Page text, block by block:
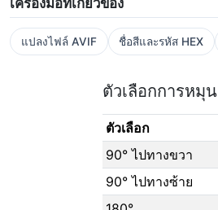
เครื่องมือที่เกี่ยวข้อง
แปลงไฟล์ AVIF ชื่อสีและรหัส HEX
ตัวเลือกการหมุน
ตัวเลือก
90° ไปทางขวา
90° ไปทางซ้าย